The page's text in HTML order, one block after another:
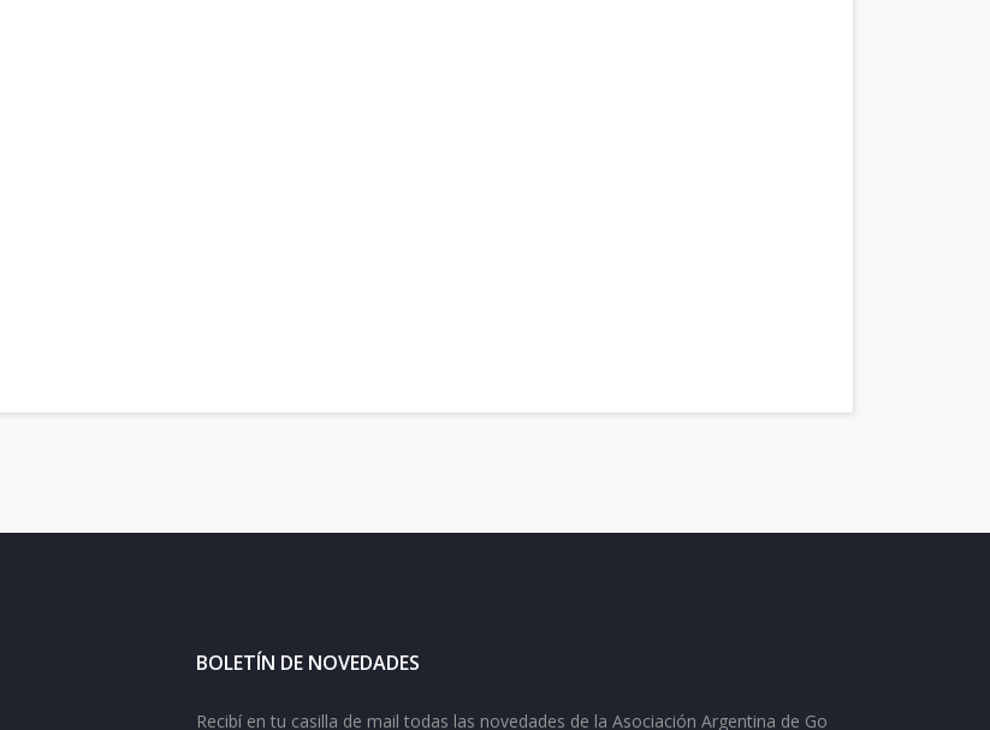
BOLETÍN DE NOVEDADES
Recibí en tu casilla de mail todas las novedades de la Asociación Argentina de Go